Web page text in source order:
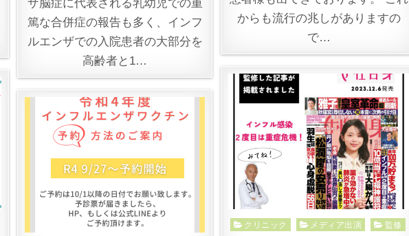
ザ脳症に代表される乳幼児での重
篤な合併症の報告も多く、インフ
ルエンザでの入院患者の大部分を
高齢者と1…
からも流行の兆しがありますの
で…
Posted
クリニック メディア出演
監修